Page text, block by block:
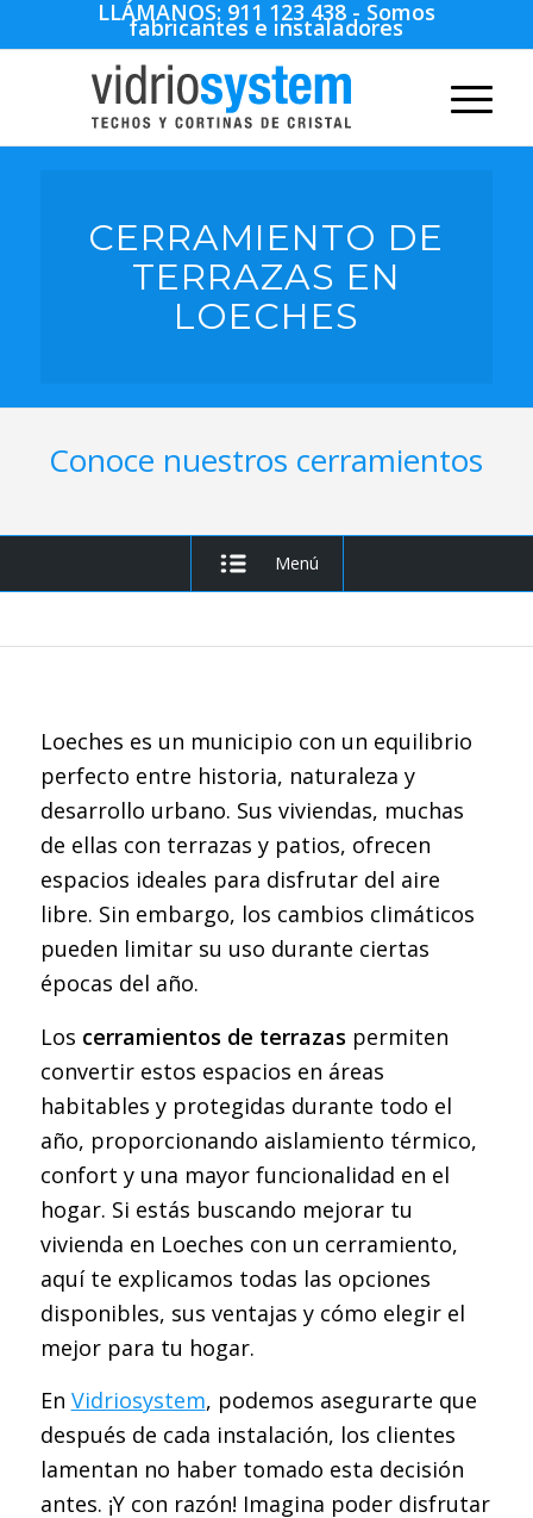
LLÁMANOS: 911 123 438 - Somos
fabricantes e instaladores
CERRAMIENTO DE
TERRAZAS EN
LOECHES
Conoce nuestros cerramientos
Menú
Loeches es un municipio con un equilibrio
perfecto entre historia, naturaleza y
desarrollo urbano. Sus viviendas, muchas
de ellas con terrazas y patios, ofrecen
espacios ideales para disfrutar del aire
libre. Sin embargo, los cambios climáticos
pueden limitar su uso durante ciertas
épocas del año.
Los cerramientos de terrazas permiten
convertir estos espacios en áreas
habitables y protegidas durante todo el
año, proporcionando aislamiento térmico,
confort y una mayor funcionalidad en el
hogar. Si estás buscando mejorar tu
vivienda en Loeches con un cerramiento,
aquí te explicamos todas las opciones
disponibles, sus ventajas y cómo elegir el
mejor para tu hogar.
En Vidriosystem, podemos asegurarte que
después de cada instalación, los clientes
lamentan no haber tomado esta decisión
antes. ¡Y con razón! Imagina poder disfrutar